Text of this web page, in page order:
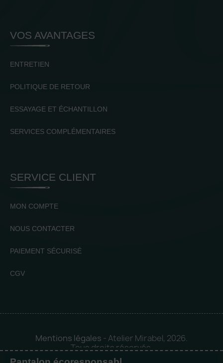
VOS AVANTAGES
ENTRETIEN
POLITIQUE DE RETOUR
ESSAYAGE ET ÉCHANTILLON
SERVICES COMPLÉMENTAIRES
SERVICE CLIENT
MON COMPTE
NOUS CONTACTER
PAIEMENT SÉCURISÉ
CGV
Mentions légales - Atelier Mirabel, 2026.
Tous droits réservés.